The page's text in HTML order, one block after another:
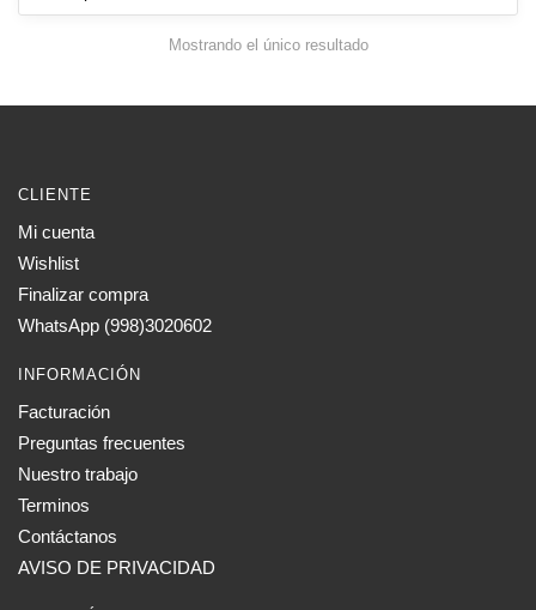
Mostrando el único resultado
CLIENTE
Mi cuenta
Wishlist
Finalizar compra
WhatsApp (998)3020602
INFORMACIÓN
Facturación
Preguntas frecuentes
Nuestro trabajo
Terminos
Contáctanos
AVISO DE PRIVACIDAD